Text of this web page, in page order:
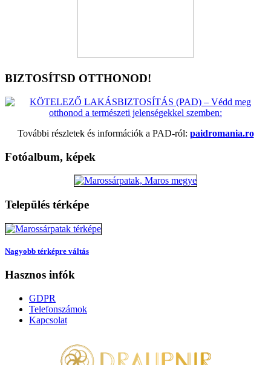
BIZTOSÍTSD OTTHONOD!
További részletek és információk a PAD-ról: paidromania.ro
Fotóalbum, képek
Település térképe
Nagyobb térképre váltás
Hasznos infók
GDPR
Telefonszámok
Kapcsolat